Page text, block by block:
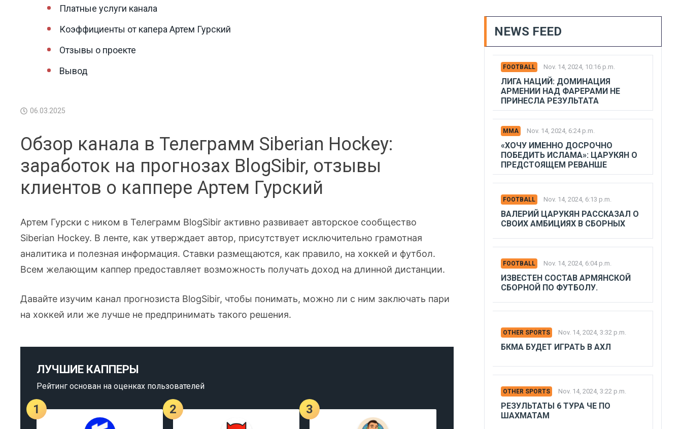
Платные услуги канала
Коэффициенты от капера Артем Гурский
Отзывы о проекте
Вывод
06.03.2025
Обзор канала в Телеграмм Siberian Hockey:
заработок на прогнозах BlogSibir, отзывы
клиентов о каппере Артем Гурский
Артем Гурски с ником в Телеграмм BlogSibir активно развивает авторское сообщество
Siberian Hockey. В ленте, как утверждает автор, присутствует исключительно грамотная
аналитика и полезная информация. Ставки размещаются, как правило, на хоккей и футбол.
Всем желающим каппер предоставляет возможность получать доход на длинной дистанции.
Давайте изучим канал прогнозиста BlogSibir, чтобы понимать, можно ли с ним заключать пари
на хоккей или же лучше не предпринимать такого решения.
ЛУЧШИЕ КАППЕРЫ
Рейтинг основан на оценках пользователей
1 2 3
NEWS FEED
FOOTBALL Nov. 14, 2024, 10:16 p.m.
ЛИГА НАЦИЙ: ДОМИНАЦИЯ
АРМЕНИИ НАД ФАРЕРАМИ НЕ
ПРИНЕСЛА РЕЗУЛЬТАТА
MMA Nov. 14, 2024, 6:24 p.m.
«ХОЧУ ИМЕННО ДОСРОЧНО
ПОБЕДИТЬ ИСЛАМА»: ЦАРУКЯН О
ПРЕДСТОЯЩЕМ РЕВАНШЕ
FOOTBALL Nov. 14, 2024, 6:13 p.m.
ВАЛЕРИЙ ЦАРУКЯН РАССКАЗАЛ О
СВОИХ АМБИЦИЯХ В СБОРНЫХ
FOOTBALL Nov. 14, 2024, 6:04 p.m.
ИЗВЕСТЕН СОСТАВ АРМЯНСКОЙ
СБОРНОЙ ПО ФУТБОЛУ.
OTHER SPORTS Nov. 14, 2024, 3:32 p.m.
БКМА БУДЕТ ИГРАТЬ В АХЛ
OTHER SPORTS Nov. 14, 2024, 3:22 p.m.
РЕЗУЛЬТАТЫ 6 ТУРА ЧЕ ПО
ШАХМАТАМ